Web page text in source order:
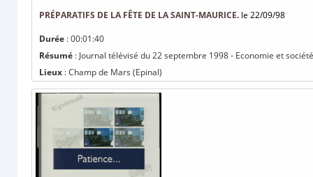
PRÉPARATIFS DE LA FÊTE DE LA SAINT-MAURICE. le 22/09/98
Durée : 00:01:40
Résumé : Journal télévisé du 22 septembre 1998 - Economie et
Lieux : Champ de Mars (Epinal)